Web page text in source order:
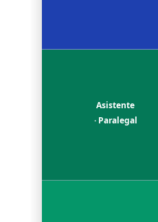
Asistente
· Paralegal